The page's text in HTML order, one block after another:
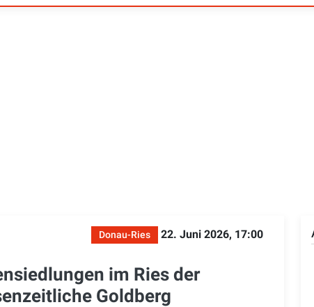
Donau-Ries
22. Juni 2026, 17:00
im Ries der
Goldberg